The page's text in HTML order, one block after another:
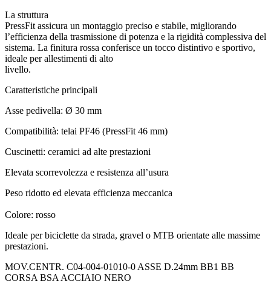
La struttura
PressFit assicura un montaggio preciso e stabile, migliorando
l’efficienza della trasmissione di potenza e la rigidità complessiva del
sistema. La finitura rossa conferisce un tocco distintivo e sportivo,
ideale per allestimenti di alto
livello.
Caratteristiche principali
Asse pedivella: Ø 30 mm
Compatibilità: telai PF46 (PressFit 46 mm)
Cuscinetti: ceramici ad alte prestazioni
Elevata scorrevolezza e resistenza all’usura
Peso ridotto ed elevata efficienza meccanica
Colore: rosso
Ideale per biciclette da strada, gravel o MTB orientate alle massime
prestazioni.
MOV.CENTR. C04-004-01010-0 ASSE D.24mm BB1 BB
CORSA BSA ACCIAIO NERO